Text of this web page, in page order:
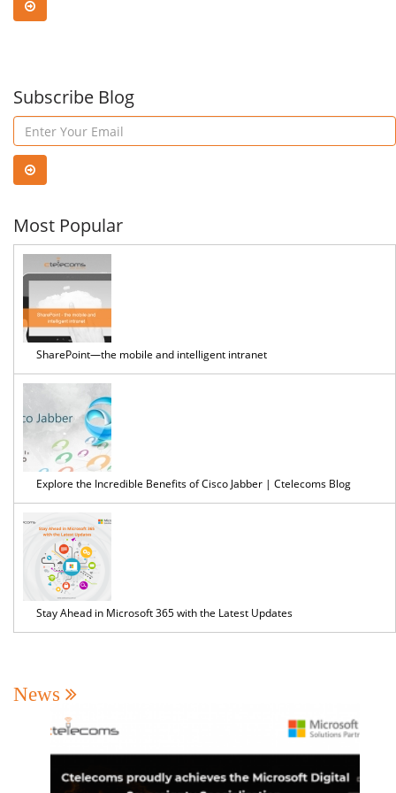
Subscribe Blog
Most Popular
SharePoint—the mobile and intelligent intranet
Explore the Incredible Benefits of Cisco Jabber | Ctelecoms Blog
Stay Ahead in Microsoft 365 with the Latest Updates
News